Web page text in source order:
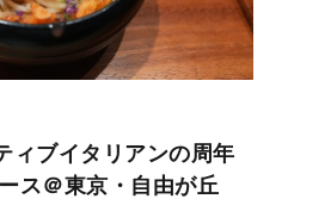
ィブイタリアンの周年
ス＠東京・自由が丘